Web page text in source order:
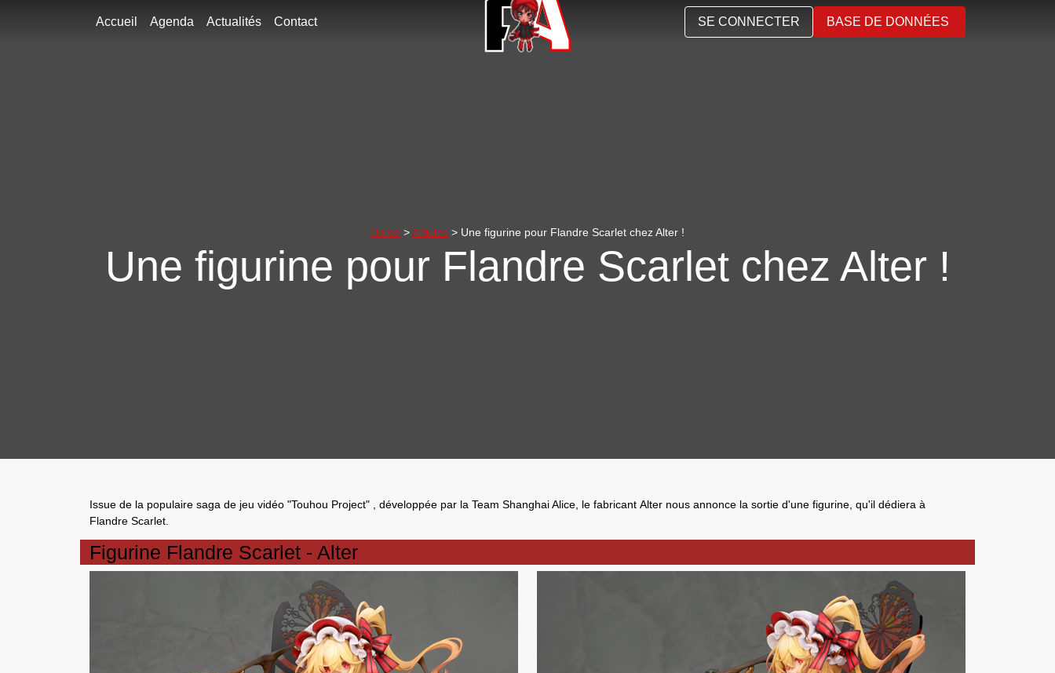
Accueil Agenda Actualités Contact SE CONNECTER BASE DE DONNÉES
Home >Articles > Une figurine pour Flandre Scarlet chez Alter !
Une figurine pour Flandre Scarlet chez Alter !
Issue de la populaire saga de jeu vidéo "Touhou Project" , développée par la Team Shanghai Alice , le fabricant Alter nous annonce la sortie d'une figurine , qu'il dédiera à
Flandre Scarlet
Figurine Flandre Scarlet - Alter